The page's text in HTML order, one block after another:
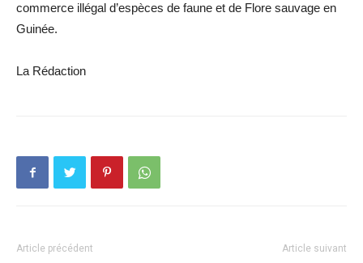
commerce illégal d’espèces de faune et de Flore sauvage en
Guinée.
La Rédaction
Article précédent Article suivant